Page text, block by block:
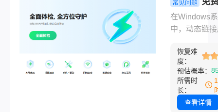
目重装系统
掌握科学修
法。那么dll
具怎么用呢
从原理到实
你梳理七类
决方案，覆
统内置工具
方专业软件
常见问题
修复工具有
些？5款实
统文件缺失
题！
在Windows
中，动态链
序运行的核
件。由于误
件冲突、病
或系统更新
原因，DLL
恢复难
度：
预估概率：
所需时
长：
查看详情